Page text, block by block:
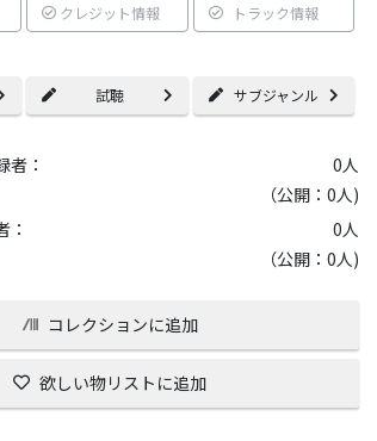
クレジット情報 トラック情報
試聴 サブジャンル
者： 0人
（公開：0人)
：
0人
（公開：0人)
コレクションに追加
欲しい物リストに追加